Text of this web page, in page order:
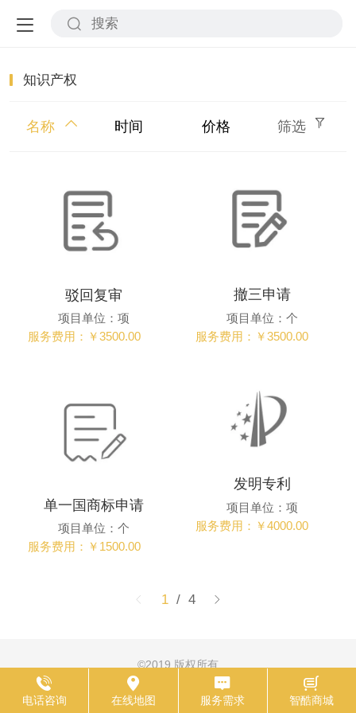
知识产权
名称 时间 价格 筛选
驳回复审
项目单位：项
服务费用：￥3500.00
撤三申请
项目单位：个
服务费用：￥3500.00
单一国商标申请
项目单位：个
服务费用：￥1500.00
发明专利
项目单位：项
服务费用：￥4000.00
1 / 4
©2019 版权所有
技术支持：
渝景祥网络科技
渝ICP备2022006647号-2
电话咨询 在线地图 服务需求 智酷商城